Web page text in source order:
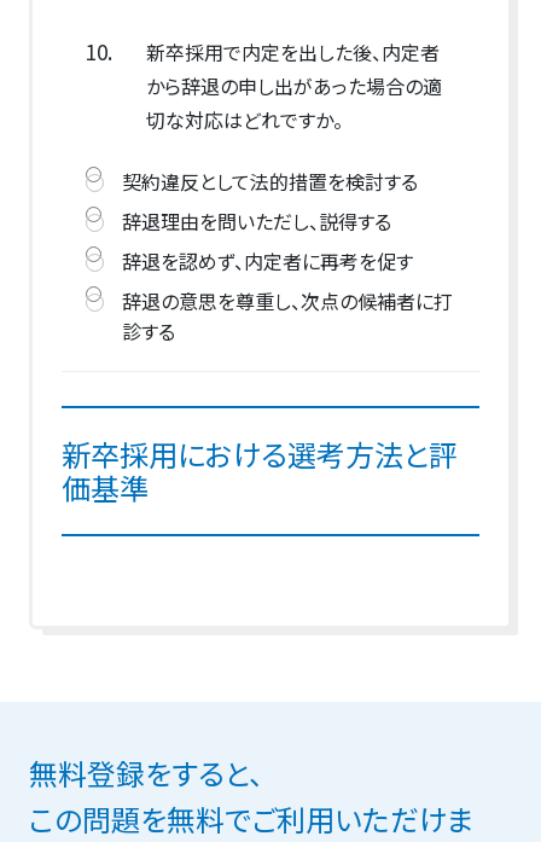
10.
新卒採用で内定を出した後、内定者
から辞退の申し出があった場合の適
切な対応はどれですか。
契約違反として法的措置を検討する
辞退理由を問いただし、説得する
辞退を認めず、内定者に再考を促す
辞退の意思を尊重し、次点の候補者に打
診する
新卒採用における選考方法と評
価基準
無料登録をすると、
この問題を無料でご利用いただけま